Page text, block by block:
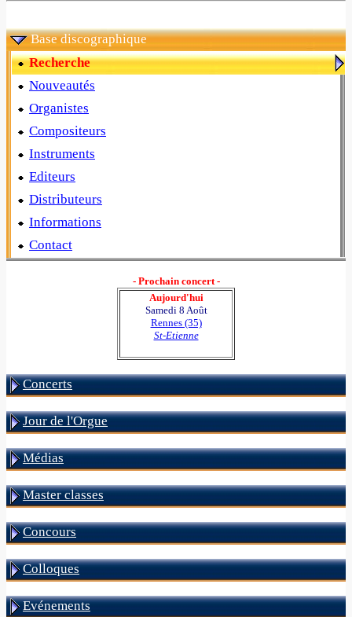
Base discographique
Recherche
Nouveautés
Organistes
Compositeurs
Instruments
Editeurs
Distributeurs
Informations
Contact
- Prochain concert -
Aujourd'hui
Samedi 8 Août
Rennes (35)
St-Etienne
Concerts
Jour de l'Orgue
Médias
Master classes
Concours
Colloques
Evénements